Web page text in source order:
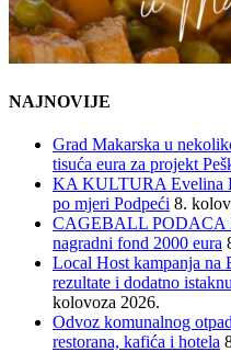
NAJNOVIJE
Grad Makarska u
tisuća eura za projekt
KA KULTURA Evelina
po mjeri Podpeći 8.
CAGEBALL PODACA
nagradni fond 2000 eura
Local Host kampanja na
rezultate i dodatno
kolovoza 2026.
Odvoz komunalnog
restorana, kafića i hotela